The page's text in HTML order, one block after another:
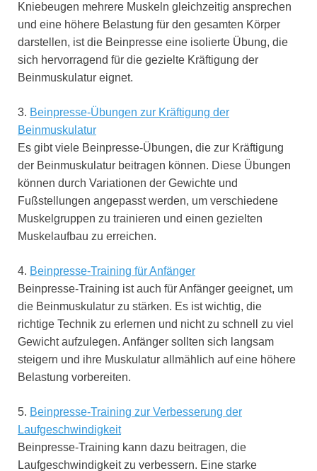
Kniebeugen mehrere Muskeln gleichzeitig ansprechen
und eine höhere Belastung für den gesamten Körper
darstellen, ist die Beinpresse eine isolierte Übung, die
sich hervorragend für die gezielte Kräftigung der
Beinmuskulatur eignet.
3. Beinpresse-Übungen zur Kräftigung der
Beinmuskulatur
Es gibt viele Beinpresse-Übungen, die zur Kräftigung
der Beinmuskulatur beitragen können. Diese Übungen
können durch Variationen der Gewichte und
Fußstellungen angepasst werden, um verschiedene
Muskelgruppen zu trainieren und einen gezielten
Muskelaufbau zu erreichen.
4. Beinpresse-Training für Anfänger
Beinpresse-Training ist auch für Anfänger geeignet, um
die Beinmuskulatur zu stärken. Es ist wichtig, die
richtige Technik zu erlernen und nicht zu schnell zu viel
Gewicht aufzulegen. Anfänger sollten sich langsam
steigern und ihre Muskulatur allmählich auf eine höhere
Belastung vorbereiten.
5. Beinpresse-Training zur Verbesserung der
Laufgeschwindigkeit
Beinpresse-Training kann dazu beitragen, die
Laufgeschwindigkeit zu verbessern. Eine starke